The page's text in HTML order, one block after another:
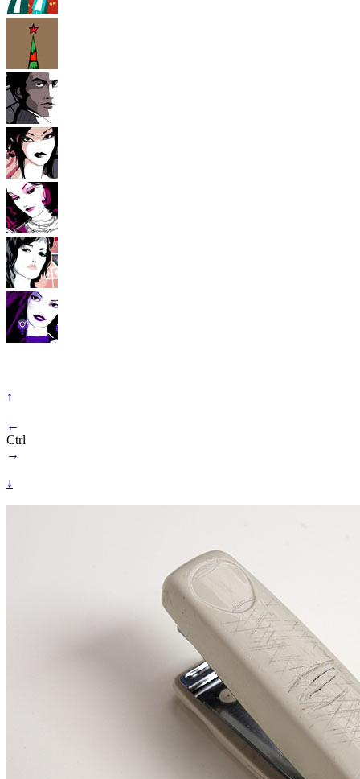
↑
←
Ctrl
→
↓